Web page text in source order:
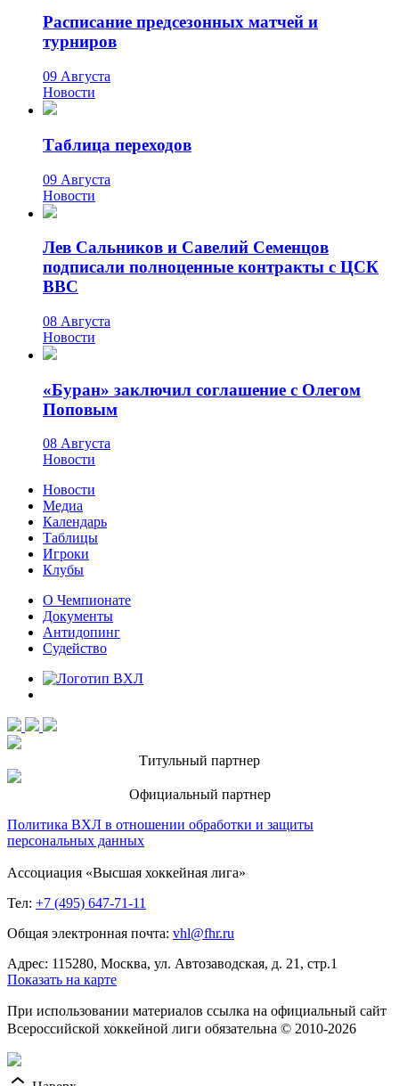
Расписание предсезонных матчей и
турниров
09 Августа
Новости
Таблица переходов
09 Августа
Новости
Лев Сальников и Савелий Семенцов
подписали полноценные контракты с ЦСК
ВВС
08 Августа
Новости
«Буран» заключил соглашение с Олегом
Поповым
08 Августа
Новости
Новости
Медиа
Календарь
Таблицы
Игроки
Клубы
О Чемпионате
Документы
Антидопинг
Судейство
Титульный партнер
Официальный партнер
Политика ВХЛ в отношении обработки и защиты
персональных данных
Ассоциация «Высшая хоккейная лига»
Тел: +7 (495) 647-71-11
Общая электронная почта: vhl@fhr.ru
Адрес: 115280, Москва, ул. Автозаводская, д. 21, стр.1
Показать на карте
При использовании материалов ссылка на официальный сайт
Всероссийской хоккейной лиги обязательна © 2010-2026